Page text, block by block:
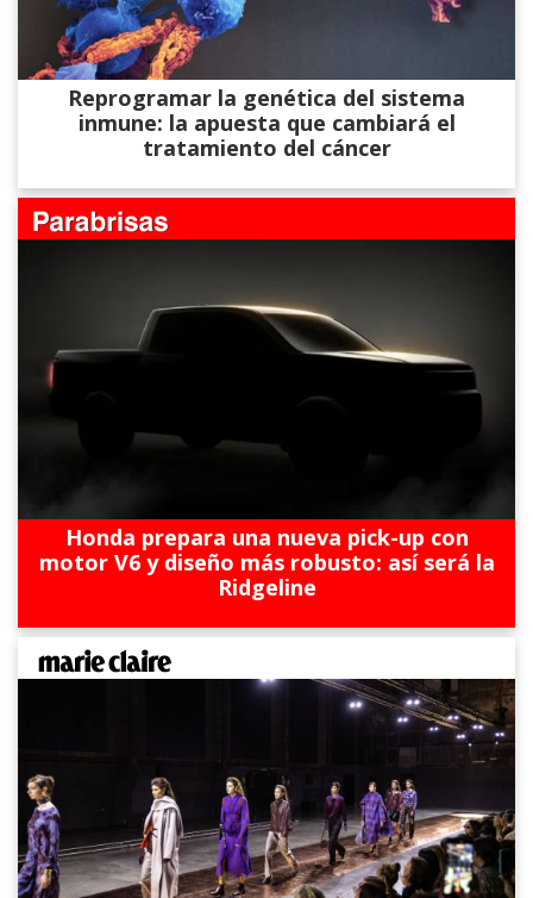
Reprogramar la genética del sistema
inmune: la apuesta que cambiará el
tratamiento del cáncer
Honda prepara una nueva pick-up con
motor V6 y diseño más robusto: así será la
Ridgeline